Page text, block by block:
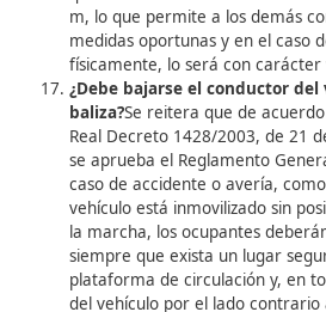
transitar o permanecer
conforman dicha
circulación no permitieran
vehículo con seguridad,
con el cinturón
permite al conductor que
abandonar el vehículo
baliza V-16 en la parte
En caso de que el
vehículo deberá colocar